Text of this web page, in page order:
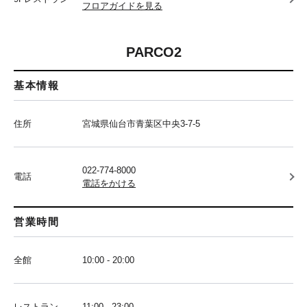
フロアガイドを見る
PARCO2
基本情報
住所 宮城県仙台市青葉区中央3-7-5
電話
022-774-8000
電話をかける
営業時間
全館 10:00 - 20:00